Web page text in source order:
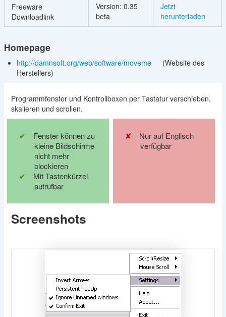
Freeware
Downloadlink
Version: 0.35
beta
Jetzt
herunterladen
Homepage
http://damnsoft.org/web/software/moveme
(Website des
Herstellers)
Programmfenster und Kontrollboxen per Tastatur verschieben,
skalieren und scrollen.
Fenster können zu
kleine Bildschirme
nicht mehr
blockieren
Mit Tastenkürzel
aufrufbar
Nur auf Englisch
verfügbar
Screenshots